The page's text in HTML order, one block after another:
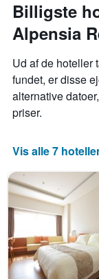
Billigste
Alpensia
Ud af de hoteller
fundet, er disse
alternative
priser.
Vis alle 7